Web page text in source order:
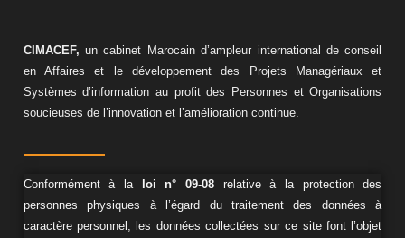
CIMACEF, un cabinet Marocain d’ampleur international de conseil
en Affaires et le développement des Projets Managériaux et
Systèmes d’information au profit des Personnes et Organisations
soucieuses de l’innovation et l’amélioration continue.
Conformément à la loi n° 09-08 relative à la protection des
personnes physiques à l’égard du traitement des données à
caractère personnel, les données collectées sur ce site font l’objet